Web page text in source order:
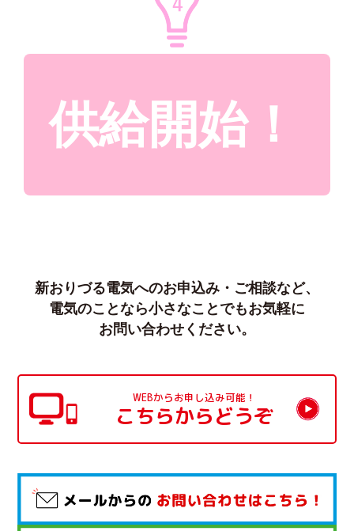
供給開始！
新おりづる電気へのお申込み・ご相談など、
電気のことなら小さなことでもお気軽に
お問い合わせください。
WEBからお申し込み可能！
こちらからどうぞ